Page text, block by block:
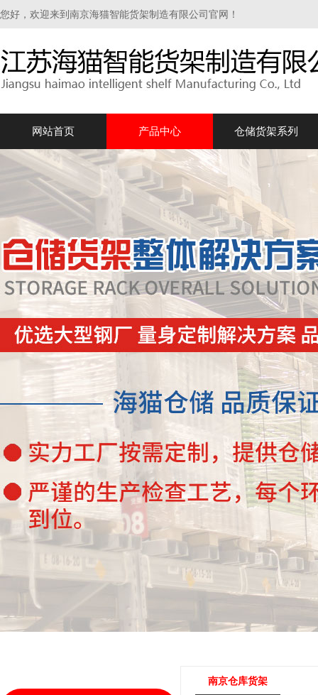
您好，欢迎来到南京海猫智能货架制造有限公司官网！
网站首页 产品中心 仓储货架系列
南京仓库货架